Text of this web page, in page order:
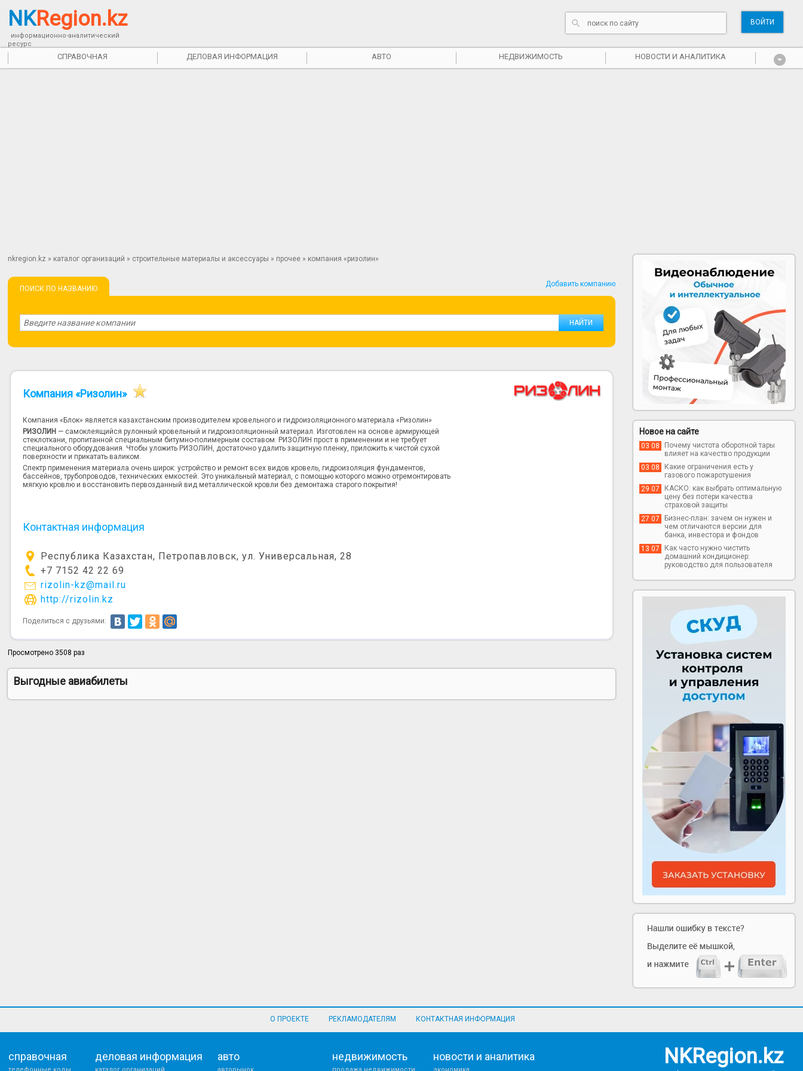
NKRegion.kz
информационно-аналитический
ресурс
ВОЙТИ
СПРАВОЧНАЯ ДЕЛОВАЯ ИНФОРМАЦИЯ АВТО НЕДВИЖИМОСТЬ НОВОСТИ И АНАЛИТИКА
nkregion.kz » каталог организаций » строительные материалы и аксессуары » прочее » компания «ризолин»
ПОИСК ПО НАЗВАНИЮ
Добавить компанию
Компания «Ризолин»
Компания «Блок» является казахстанским производителем кровельного и гидроизоляционного материала «Ризолин»
РИЗОЛИН — самоклеящийся рулонный кровельный и гидроизоляционный материал. Изготовлен на основе армирующей
стеклоткани, пропитанной специальным битумно-полимерным составом. РИЗОЛИН прост в применении и не требует
специального оборудования. Чтобы уложить РИЗОЛИН, достаточно удалить защитную пленку, приложить к чистой сухой
поверхности и прикатать валиком.
Спектр применения материала очень широк: устройство и ремонт всех видов кровель, гидроизоляция фундаментов,
бассейнов, трубопроводов, технических емкостей. Это уникальный материал, с помощью которого можно отремонтировать
мягкую кровлю и восстановить первозданный вид металлической кровли без демонтажа старого покрытия!
Контактная информация
Республика Казахстан, Петропавловск, ул. Универсальная, 28
+7 7152 42 22 69
rizolin-kz@mail.ru
http://rizolin.kz
Поделиться с друзьями:
Просмотрено 3508 раз
Выгодные авиабилеты
Новое на сайте
03 08
Почему чистота оборотной тары
влияет на качество продукции
03 08
Какие ограничения есть у
газового пожаротушения
29 07
КАСКО: как выбрать оптимальную
цену без потери качества
страховой защиты
27 07
Бизнес-план: зачем он нужен и
чем отличаются версии для
банка, инвестора и фондов
13 07
Как часто нужно чистить
домашний кондиционер:
руководство для пользователя
О ПРОЕКТЕ РЕКЛАМОДАТЕЛЯМ КОНТАКТНАЯ ИНФОРМАЦИЯ
справочная деловая информация авто недвижимость новости и аналитика NKRegion.kz